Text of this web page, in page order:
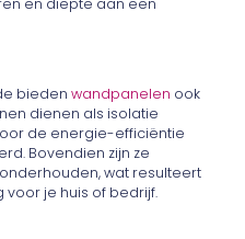
biedenwandpanelen ook
dienen als isolatie
de energie-efficiëntie
Bovendien zijn ze
wat resulteert
je huis of bedrijf.